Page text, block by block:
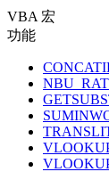
VBA 宏
功能